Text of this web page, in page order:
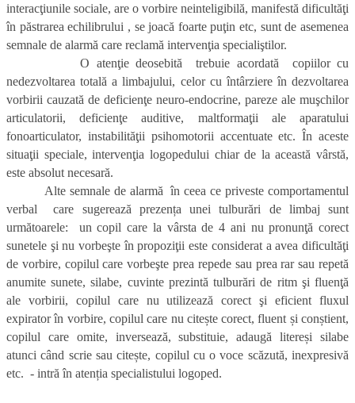
interacţiunile sociale, are o vorbire neinteligibilă, manifestă dificultăţi
în păstrarea echilibrului , se joacă foarte puţin etc, sunt de asemenea
semnale de alarmă care reclamă intervenţia specialiştilor.
O atenţie deosebită trebuie acordată copiilor cu
nedezvoltarea totală a limbajului, celor cu întârziere în dezvoltarea
vorbirii cauzată de deficienţe neuro-endocrine, pareze ale muşchilor
articulatorii, deficienţe auditive, maltformaţii ale aparatului
fonoarticulator, instabilităţii psihomotorii accentuate etc. În aceste
situaţii speciale, intervenţia logopedului chiar de la această vârstă,
este absolut necesară.
Alte semnale de alarmă în ceea ce priveste comportamentul
verbal care sugerează prezența unei tulburări de limbaj sunt
următoarele: un copil care la vârsta de 4 ani nu pronunţă corect
sunetele şi nu vorbeşte în propoziţii este considerat a avea dificultăţi
de vorbire, copilul care vorbeşte prea repede sau prea rar sau repetă
anumite sunete, silabe, cuvinte prezintă tulburări de ritm şi fluenţă
ale vorbirii, copilul care nu utilizează corect şi eficient fluxul
expirator în vorbire, copilul care nu citește corect, fluent și conștient,
copilul care omite, inversează, substituie, adaugă litereși silabe
atunci când scrie sau citește, copilul cu o voce scăzută, inexpresivă
etc. - intră în atenția specialistului logoped.